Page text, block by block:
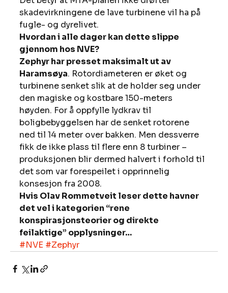
skadevirkningene de lave turbinene vil ha på
fugle- og dyrelivet.
Hvordan i alle dager kan dette slippe
gjennom hos NVE?
Zephyr har presset maksimalt ut av
Haramsøya. Rotordiameteren er øket og
turbinene senket slik at de holder seg under
den magiske og kostbare 150-meters
høyden. For å oppfylle lydkrav til
boligbebyggelsen har de senket rotorene
ned til 14 meter over bakken. Men dessverre
fikk de ikke plass til flere enn 8 turbiner –
produksjonen blir dermed halvert i forhold til
det som var forespeilet i opprinnelig
konsesjon fra 2008.
Hvis Olav Rommetveit leser dette havner
det vel i kategorien “rene
konspirasjonsteorier og direkte
feilaktige” opplysninger…
#NVE #Zephyr